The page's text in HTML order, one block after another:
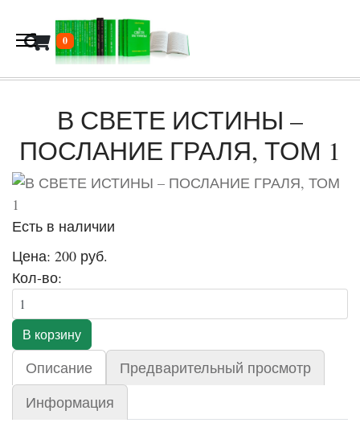
0В корзину
В СВЕТЕ ИСТИНЫ –
ПОСЛАНИЕ ГРАЛЯ, ТОМ 1
Есть в наличии
Цена: 200 руб.
Кол-во:
Описание
Предварительный просмотр
Информация